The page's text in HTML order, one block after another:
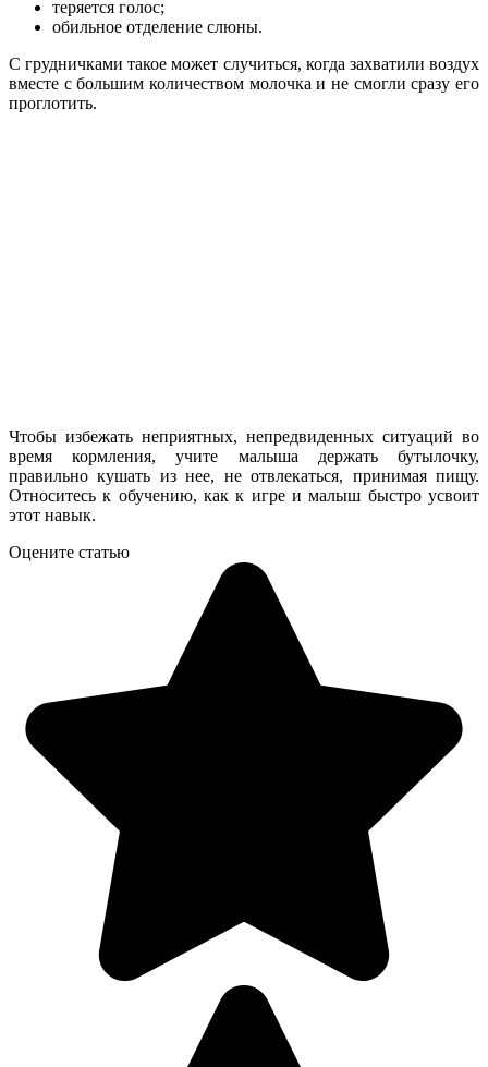
теряется голос;
обильное отделение слюны.
С грудничками такое может случиться, когда захватили воздух
вместе с большим количеством молочка и не смогли сразу его
проглотить.
Чтобы избежать неприятных, непредвиденных ситуаций во
время кормления, учите малыша держать бутылочку,
правильно кушать из нее, не отвлекаться, принимая пищу.
Относитесь к обучению, как к игре и малыш быстро усвоит
этот навык.
Оцените статью